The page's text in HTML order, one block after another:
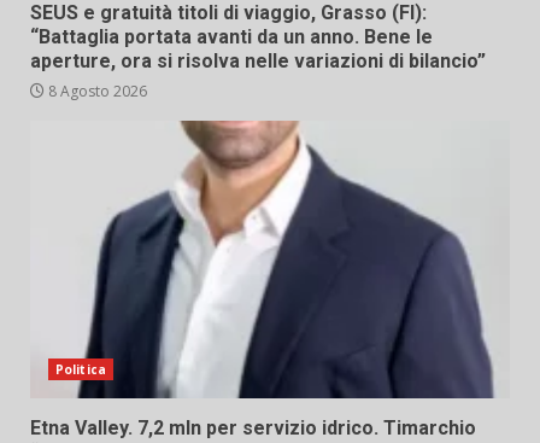
SEUS e gratuità titoli di viaggio, Grasso (FI):
“Battaglia portata avanti da un anno. Bene le
aperture, ora si risolva nelle variazioni di bilancio”
8 Agosto 2026
Politica
Etna Valley. 7,2 mln per servizio idrico. Timarchio